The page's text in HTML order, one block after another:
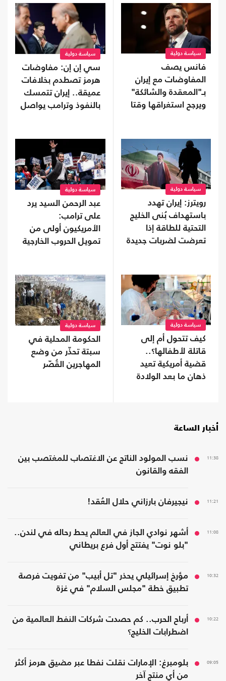
سياسة دولية
فانس يصف
المفاوضات مع إيران
بـ"المعقدة والشائكة"
ويرجح استغراقها وقتا
سياسة دولية
سي إن إن: مفاوضات
هرمز تصطدم بخلافات
عميقة.. إيران تتمسك
بالنفوذ وترامب يواصل
سياسة دولية
رويترز: إيران تهدد
باستهداف بُنى الخليج
التحتية للطاقة إذا
تعرضت لضربات جديدة
سياسة دولية
عبد الرحمن السيد يرد
على ترامب:
الأمريكيون أولى من
تمويل الحروب الخارجية
سياسة دولية
كيف تتحول أم إلى
قاتلة لأطفالها؟..
قضية أمريكية تعيد
ذهان ما بعد الولادة
سياسة دولية
الحكومة المحلية في
سبتة تحذّر من وضع
المهاجرين القُصّر
أخبار الساعة
11:38
نسب المولود الناتج عن الاغتصاب للمغتصب بين
الفقه والقانون
11:21 نيجيرفان بارزاني حلال العُقد!
11:08
أشهر نوادي الجاز في العالم يحط رحاله في لندن..
"بلو نوت" يفتتح أول فرع بريطاني
10:32
مؤرخ إسرائيلي يحذر "تل أبيب" من تفويت فرصة
تطبيق خطة "مجلس السلام" في غزة
10:22
أرباح الحرب.. كم حصدت شركات النفط العالمية من
اضطرابات الخليج؟
09:05
بلومبرغ: الإمارات نقلت نفطا عبر مضيق هرمز أكثر
من أي منتج آخر